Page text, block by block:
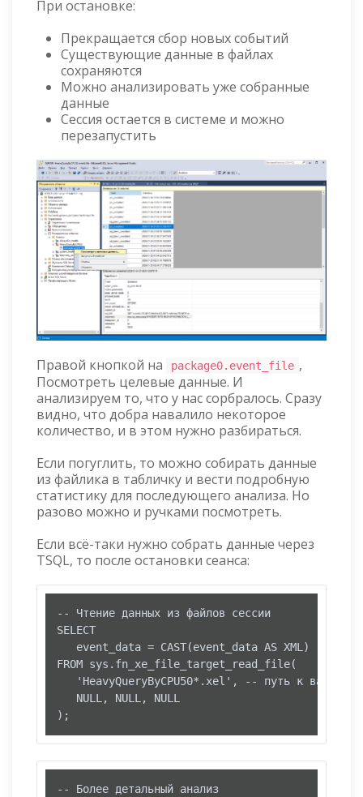
При остановке:
Прекращается сбор новых событий
Существующие данные в файлах
сохраняются
Можно анализировать уже собранные
данные
Сессия остается в системе и можно
перезапустить
Правой кнопкой на package0.event_file ,
Посмотреть целевые данные. И
анализируем то, что у нас сорбралось. Сразу
видно, что добра навалило некоторое
количество, и в этом нужно разбираться.
Если погуглить, то можно собирать данные
из файлика в табличку и вести подробную
статистику для последующего анализа. Но
разово можно и ручками посмотреть.
Если всё-таки нужно собрать данные через
TSQL, то после остановки сеанса:
-- Чтение данных из файлов сессии
SELECT
   event_data = CAST(event_data AS XML)
FROM sys.fn_xe_file_target_read_file(
'HeavyQueryByCPU50*.xel', -- путь к вашим
   NULL, NULL, NULL
);
-- Более детальный анализ